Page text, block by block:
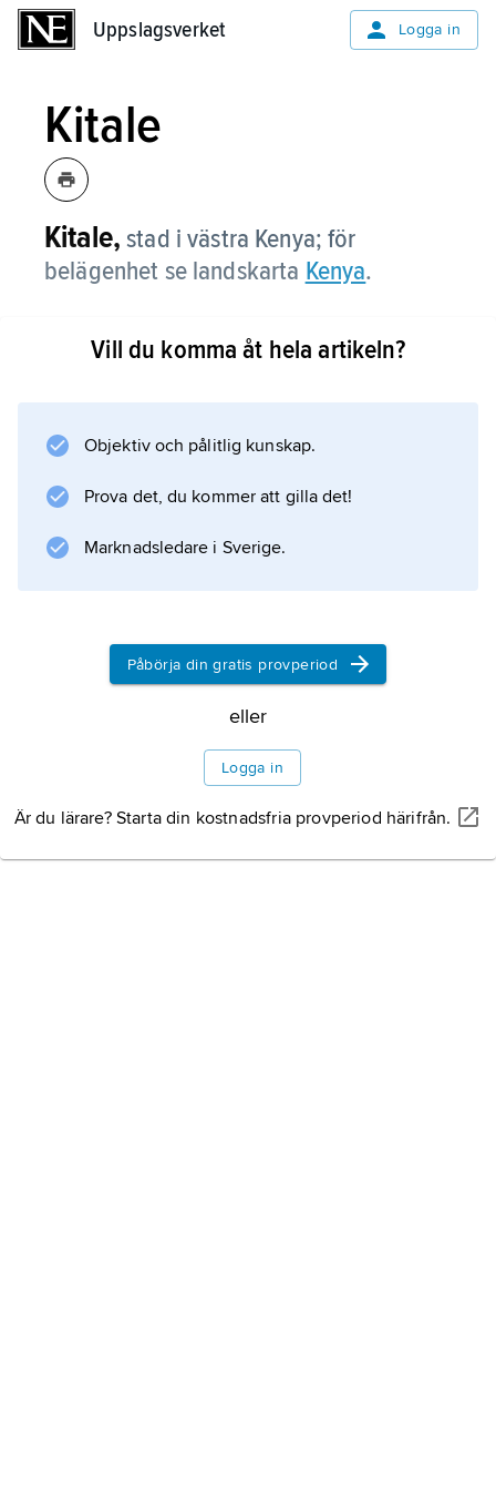
Uppslagsverket Logga in
Kitale
Kitale, stad i västra Kenya; för
belägenhet se landskarta Kenya.
Vill du komma åt hela artikeln?
Objektiv och pålitlig kunskap.
Prova det, du kommer att gilla det!
Marknadsledare i Sverige.
Påbörja din gratis provperiod
eller
Logga in
Är du lärare? Starta din kostnadsfria provperiod härifrån.